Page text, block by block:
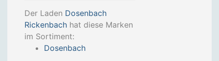
Der Laden Dosenbach
Rickenbach hat diese Marken
im Sortiment:
Dosenbach